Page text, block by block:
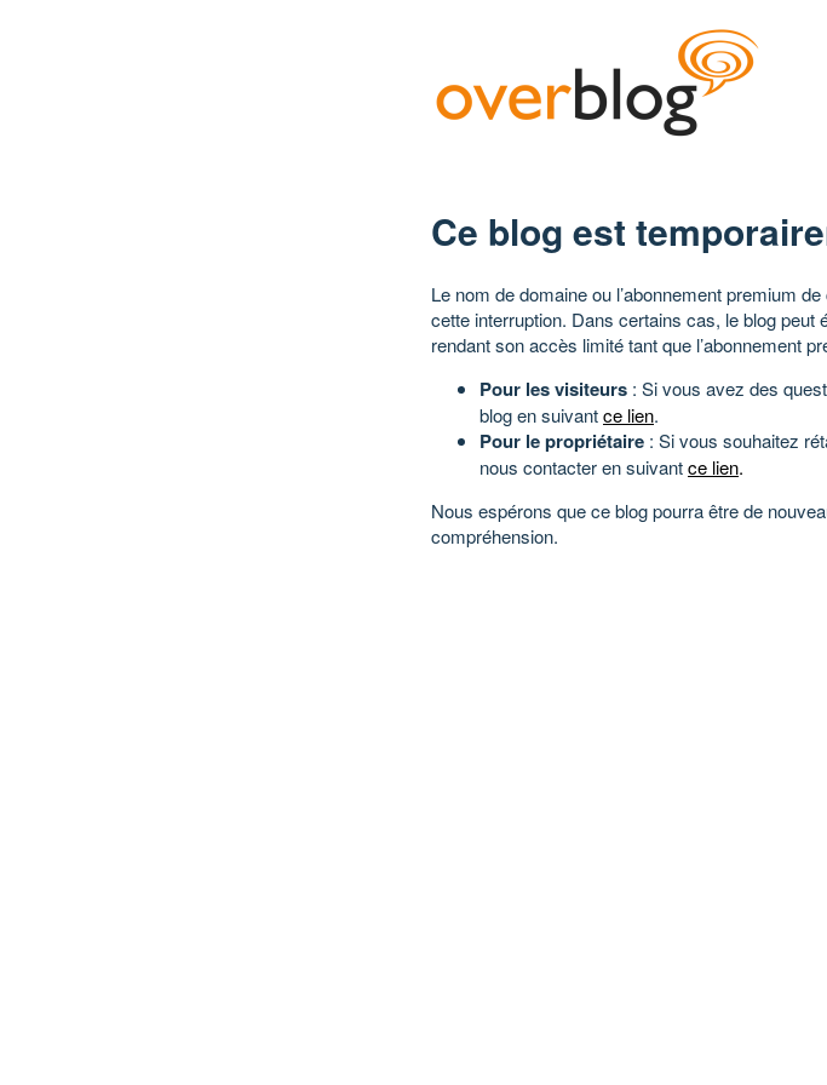
Ce blog est
Le nom de domaine ou l’abonnement premium
cette interruption. Dans certains cas, le blog peut
rendant son accès limité tant que l’abonnement
Pour les visiteurs : Si vous avez des
blog en suivantce lien.
Pour le propriétaire : Si vous souhaitez
nous contacter en suivantce lien.
Nous espérons que ce blog pourra être de
compréhension.